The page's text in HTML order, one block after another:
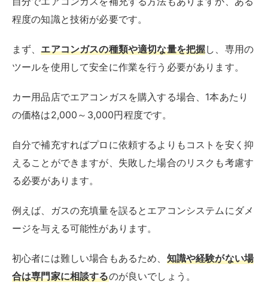
程度の知識と技術が必要です。
まず、エアコンガスの種類や適切な量を把握し、専用の
ツールを使用して安全に作業を行う必要があります。
カー用品店でエアコンガスを購入する場合、1本あたり
の価格は2,000～3,000円程度です。
自分で補充すればプロに依頼するよりもコストを安く抑
えることができますが、失敗した場合のリスクも考慮す
る必要があります。
例えば、ガスの充填量を誤るとエアコンシステムにダメ
ージを与える可能性があります。
初心者には難しい場合もあるため、 知識や経験がない場
合は専門家に相談するのが良いでしょう。